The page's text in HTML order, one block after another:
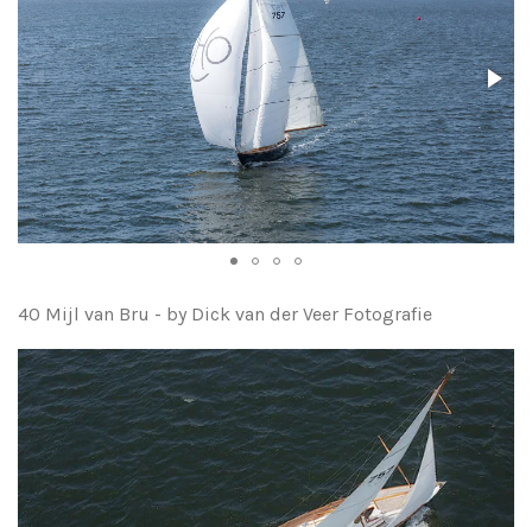
40 Mijl van Bru - by Dick van der Veer Fotografie